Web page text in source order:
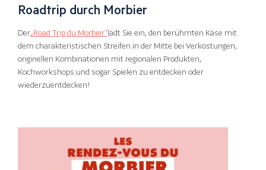
Roadtrip durch Morbier
Der„Road Trip du Morbier“ lädt Sie ein, den berühmten Käse mit
dem charakteristischen Streifen in der Mitte bei Verkostungen,
originellen Kombinationen mit regionalen Produkten,
Kochworkshops und sogar Spielen zu entdecken oder
wiederzuentdecken!